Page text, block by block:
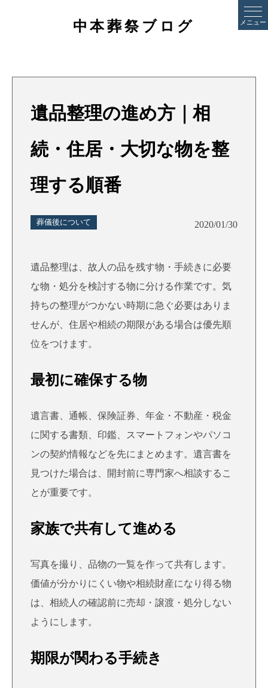
メニュー
中本葬祭ブログ
遺品整理の進め方｜相
続・住居・大切な物を整
理する順番
葬儀後について 2020/01/30
遺品整理は、故人の品を残す物・手続きに必要
な物・処分を検討する物に分ける作業です。気
持ちの整理がつかない時期に急ぐ必要はありま
せんが、住居や相続の期限がある場合は優先順
位をつけます。
最初に確保する物
遺言書、通帳、保険証券、年金・不動産・税金
に関する書類、印鑑、スマートフォンやパソコ
ンの契約情報などを先にまとめます。遺言書を
見つけた場合は、開封前に専門家へ相談するこ
とが重要です。
家族で共有して進める
写真を撮り、品物の一覧を作って共有します。
価値が分かりにくい物や相続財産になり得る物
は、相続人の確認前に売却・譲渡・処分しない
ようにします。
期限が関わる手続き